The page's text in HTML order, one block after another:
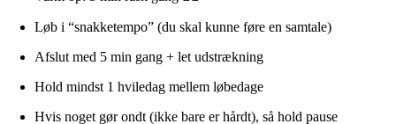
Løb i “snakketempo” (du skal kunne føre en samtale)
Afslut med 5 min gang + let udstrækning
Hold mindst 1 hviledag mellem løbedage
Hvis noget gør ondt (ikke bare er hårdt), så hold pause